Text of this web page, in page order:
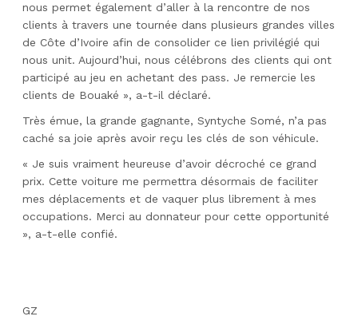
nous permet également d’aller à la rencontre de nos
clients à travers une tournée dans plusieurs grandes villes
de Côte d’Ivoire afin de consolider ce lien privilégié qui
nous unit. Aujourd’hui, nous célébrons des clients qui ont
participé au jeu en achetant des pass. Je remercie les
clients de Bouaké », a-t-il déclaré.
Très émue, la grande gagnante, Syntyche Somé, n’a pas
caché sa joie après avoir reçu les clés de son véhicule.
« Je suis vraiment heureuse d’avoir décroché ce grand
prix. Cette voiture me permettra désormais de faciliter
mes déplacements et de vaquer plus librement à mes
occupations. Merci au donnateur pour cette opportunité
», a-t-elle confié.
GZ